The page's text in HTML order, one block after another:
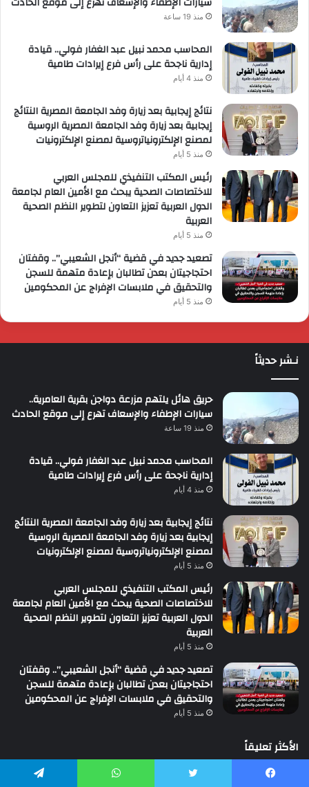
منذ 19 ساعة
المحاسب محمد نبيل عبد الغفار فولي.. قيادة
إدارية ناجحة على رأس فرع إيرادات طامية
منذ 4 أيام
نتائج إيجابية بعد زيارة وفد الجامعة المصرية النتائج
إيجابية بعد زيارة وفد الجامعة المصرية الروسية
لمصنع الإلكترونياتروسية لمصنع الإلكترونيات
منذ 5 أيام
رئيس المكتب التنفيذي للمجلس العربي
للاختصاصات الصحية يبحث مع الأمين العام لجامعة
الدول العربية تعزيز التعاون لتطوير النظم الصحية
العربية
منذ 5 أيام
تصعيد جديد في قضية “أنجل الشعيبي”.. وقفتان
احتجاجيتان بعدن تطالبان بإعادة متهمة للسجن
والتحقيق في ملابسات الإفراج عن المحكومين
منذ 5 أيام
نـشر حديثاً
حريق هائل يلتهم مزرعة دواجن بقرية العامرية..
سيارات الإطفاء والإسعاف تهرع إلى موقع الحادث
منذ 19 ساعة
المحاسب محمد نبيل عبد الغفار فولي.. قيادة
إدارية ناجحة على رأس فرع إيرادات طامية
منذ 4 أيام
نتائج إيجابية بعد زيارة وفد الجامعة المصرية النتائج
إيجابية بعد زيارة وفد الجامعة المصرية الروسية
لمصنع الإلكترونياتروسية لمصنع الإلكترونيات
منذ 5 أيام
رئيس المكتب التنفيذي للمجلس العربي
للاختصاصات الصحية يبحث مع الأمين العام لجامعة
الدول العربية تعزيز التعاون لتطوير النظم الصحية
العربية
منذ 5 أيام
تصعيد جديد في قضية “أنجل الشعيبي”.. وقفتان
احتجاجيتان بعدن تطالبان بإعادة متهمة للسجن
والتحقيق في ملابسات الإفراج عن المحكومين
منذ 5 أيام
الأكثر تعليقاً